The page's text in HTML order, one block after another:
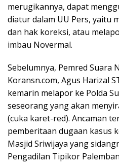
merugikannya, dapat
diatur dalam UU Pers, yaitu
dan hak koreksi, atau
imbau Novermal.
Sebelumnya, Pemred Suara
Koransn.com, Agus Harizal
kemarin melapor ke Polda
seseorang yang akan
(cuka karet-red). Ancaman
pemberitaan dugaan kasus
Masjid Sriwijaya yang
Pengadilan Tipikor